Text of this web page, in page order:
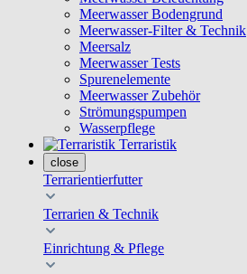
Meerwasser Bodengrund
Meerwasser-Filter & Technik
Meersalz
Meerwasser Tests
Spurenelemente
Meerwasser Zubehör
Strömungspumpen
Wasserpflege
Terraristik
close
Terrarientierfutter
Terrarien & Technik
Einrichtung & Pflege